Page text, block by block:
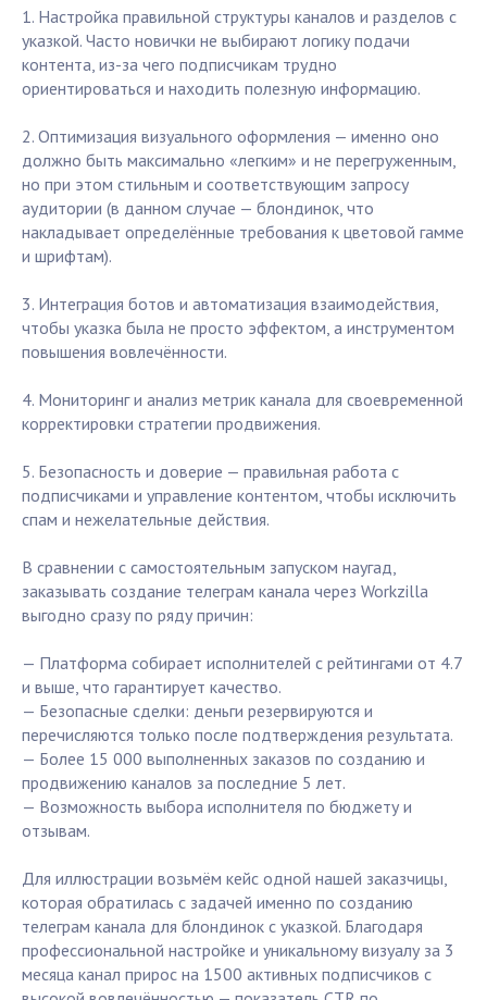
1. Настройка правильной структуры каналов и разделов с
указкой. Часто новички не выбирают логику подачи
контента, из-за чего подписчикам трудно
ориентироваться и находить полезную информацию.
2. Оптимизация визуального оформления — именно оно
должно быть максимально «легким» и не перегруженным,
но при этом стильным и соответствующим запросу
аудитории (в данном случае — блондинок, что
накладывает определённые требования к цветовой гамме
и шрифтам).
3. Интеграция ботов и автоматизация взаимодействия,
чтобы указка была не просто эффектом, а инструментом
повышения вовлечённости.
4. Мониторинг и анализ метрик канала для своевременной
корректировки стратегии продвижения.
5. Безопасность и доверие — правильная работа с
подписчиками и управление контентом, чтобы исключить
спам и нежелательные действия.
В сравнении с самостоятельным запуском наугад,
заказывать создание телеграм канала через Workzilla
выгодно сразу по ряду причин:
— Платформа собирает исполнителей с рейтингами от 4.7
и выше, что гарантирует качество.
— Безопасные сделки: деньги резервируются и
перечисляются только после подтверждения результата.
— Более 15 000 выполненных заказов по созданию и
продвижению каналов за последние 5 лет.
— Возможность выбора исполнителя по бюджету и
отзывам.
Для иллюстрации возьмём кейс одной нашей заказчицы,
которая обратилась с задачей именно по созданию
телеграм канала для блондинок с указкой. Благодаря
профессиональной настройке и уникальному визуалу за 3
месяца канал прирос на 1500 активных подписчиков с